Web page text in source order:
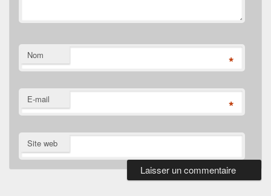
Nom *
E-mail *
Site web